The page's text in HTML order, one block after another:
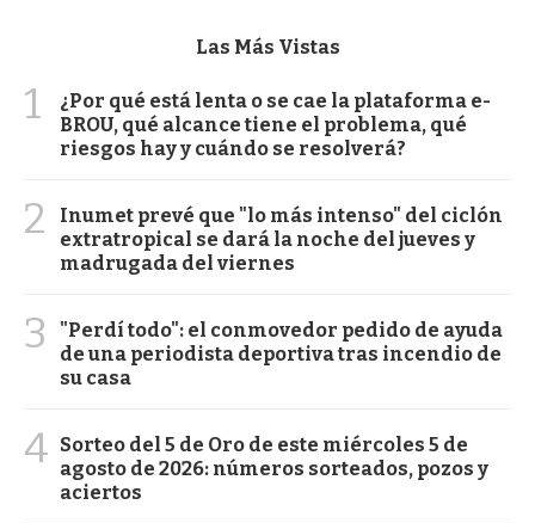
Las Más Vistas
1
¿Por qué está lenta o se cae la plataforma e-
BROU, qué alcance tiene el problema, qué
riesgos hay y cuándo se resolverá?
2
Inumet prevé que "lo más intenso" del ciclón
extratropical se dará la noche del jueves y
madrugada del viernes
3
"Perdí todo": el conmovedor pedido de ayuda
de una periodista deportiva tras incendio de
su casa
4 Sorteo del 5 de Oro de este miércoles 5 de
agosto de 2026: números sorteados, pozos y
aciertos